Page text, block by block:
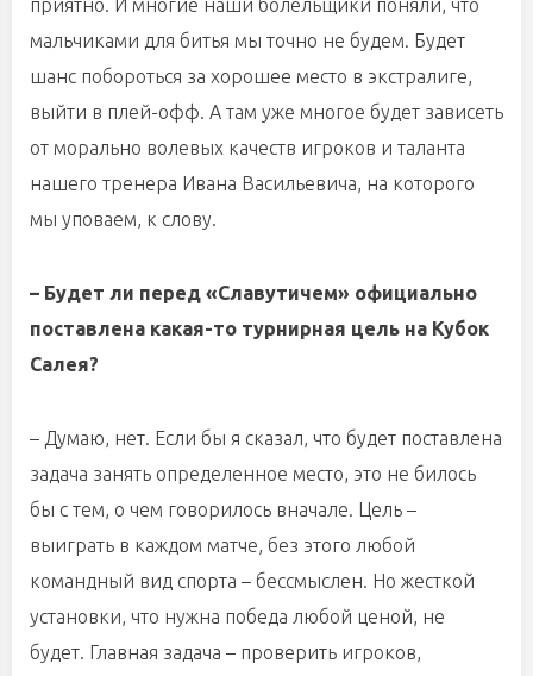
приятно. И многие наши болельщики поняли, что
мальчиками для битья мы точно не будем. Будет
шанс побороться за хорошее место в экстралиге,
выйти в плей-офф. А там уже многое будет зависеть
от морально волевых качеств игроков и таланта
нашего тренера Ивана Васильевича, на которого
мы уповаем, к слову.
– Будет ли перед «Славутичем» официально
поставлена какая-то турнирная цель на Кубок
Салея?
– Думаю, нет. Если бы я сказал, что будет поставлена
задача занять определенное место, это не билось
бы с тем, о чем говорилось вначале. Цель –
выиграть в каждом матче, без этого любой
командный вид спорта – бессмыслен. Но жесткой
установки, что нужна победа любой ценой, не
будет. Главная задача – проверить игроков,